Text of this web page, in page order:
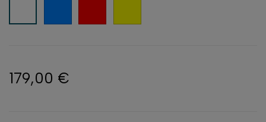
179,00 €